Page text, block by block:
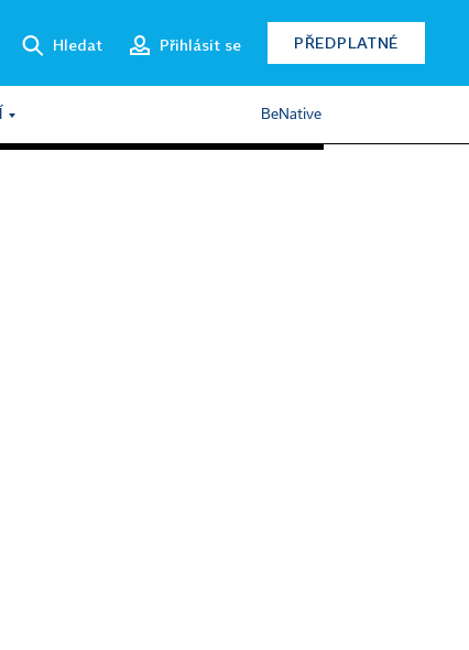
Hledat Přihlásit se PŘEDPLATNÉ
BeNative